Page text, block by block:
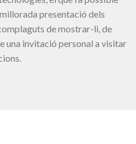
presentació dels
de mostrar-li, de
una invitació personal a visitar